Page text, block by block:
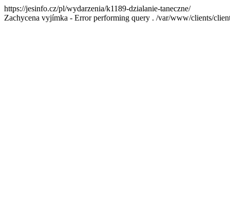
https://jesinfo.cz/pl/wydarzenia/k1189-dzialanie-taneczne/
Zachycena vyjímka - Error performing query . /var/www/clients/